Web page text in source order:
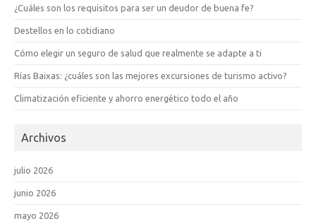
¿Cuáles son los requisitos para ser un deudor de buena fe?
Destellos en lo cotidiano
Cómo elegir un seguro de salud que realmente se adapte a ti
Rías Baixas: ¿cuáles son las mejores excursiones de turismo activo?
Climatización eficiente y ahorro energético todo el año
Archivos
julio 2026
junio 2026
mayo 2026